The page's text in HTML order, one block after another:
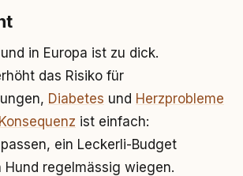
in Europa ist zu dick.
das Risiko für
Diabetes und Herzprobleme
Konsequenz ist einfach:
ein Leckerli-Budget
Hund regelmässig wiegen.